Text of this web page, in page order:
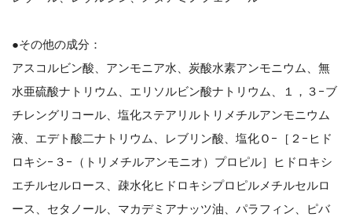
●その他の成分：
アスコルビン酸、アンモニア水、炭酸水素アンモニウム、無
水亜硫酸ナトリウム、エリソルビン酸ナトリウム、１，３−ブ
チレングリコール、塩化ステアリルトリメチルアンモニウム
液、エデト酸二ナトリウム、レブリン酸、塩化Ｏ−［２−ヒド
ロキシ−３−（トリメチルアンモニオ）プロピル］ヒドロキシ
エチルセルロース、疎水化ヒドロキシプロピルメチルセルロ
ース、セタノール、マカデミアナッツ油、パラフィン、ピバ